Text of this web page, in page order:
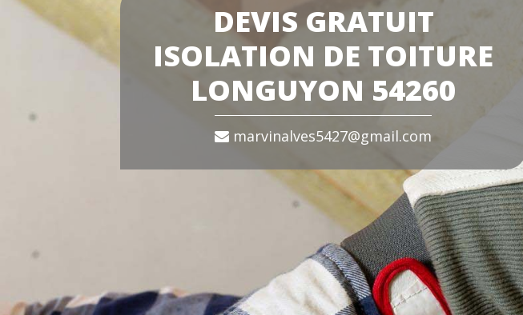
DEVIS GRATUIT
ISOLATION DE TOITURE
LONGUYON 54260
marvinalves5427@gmail.com